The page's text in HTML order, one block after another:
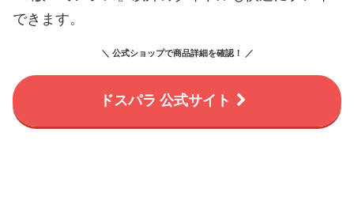
できます。
＼ 公式ショップで商品詳細を確認！ ／
ドスパラ 公式サイト